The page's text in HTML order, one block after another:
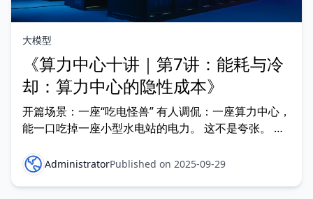
大模型
《算力中心十讲｜第7讲：能耗与冷
却：算力中心的隐性成本》
开篇场景：一座“吃电怪兽” 有人调侃：一座算力中心，
能一口吃掉一座小型水电站的电力。 这不是夸张。 一
计； 相当于一个中等城市的居民用电需求。 为什么算
力中心这么耗电？除了算力本身，还
AdministratorPublished on 2025-09-29